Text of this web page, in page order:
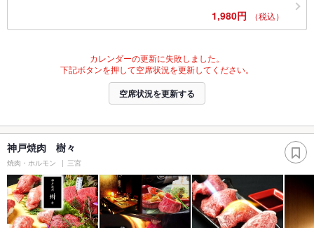
1,980円 （税込）
カレンダーの更新に失敗しました。
下記ボタンを押して空席状況を更新してください。
空席状況を更新する
神戸焼肉 樹々
焼肉・ホルモン 三宮